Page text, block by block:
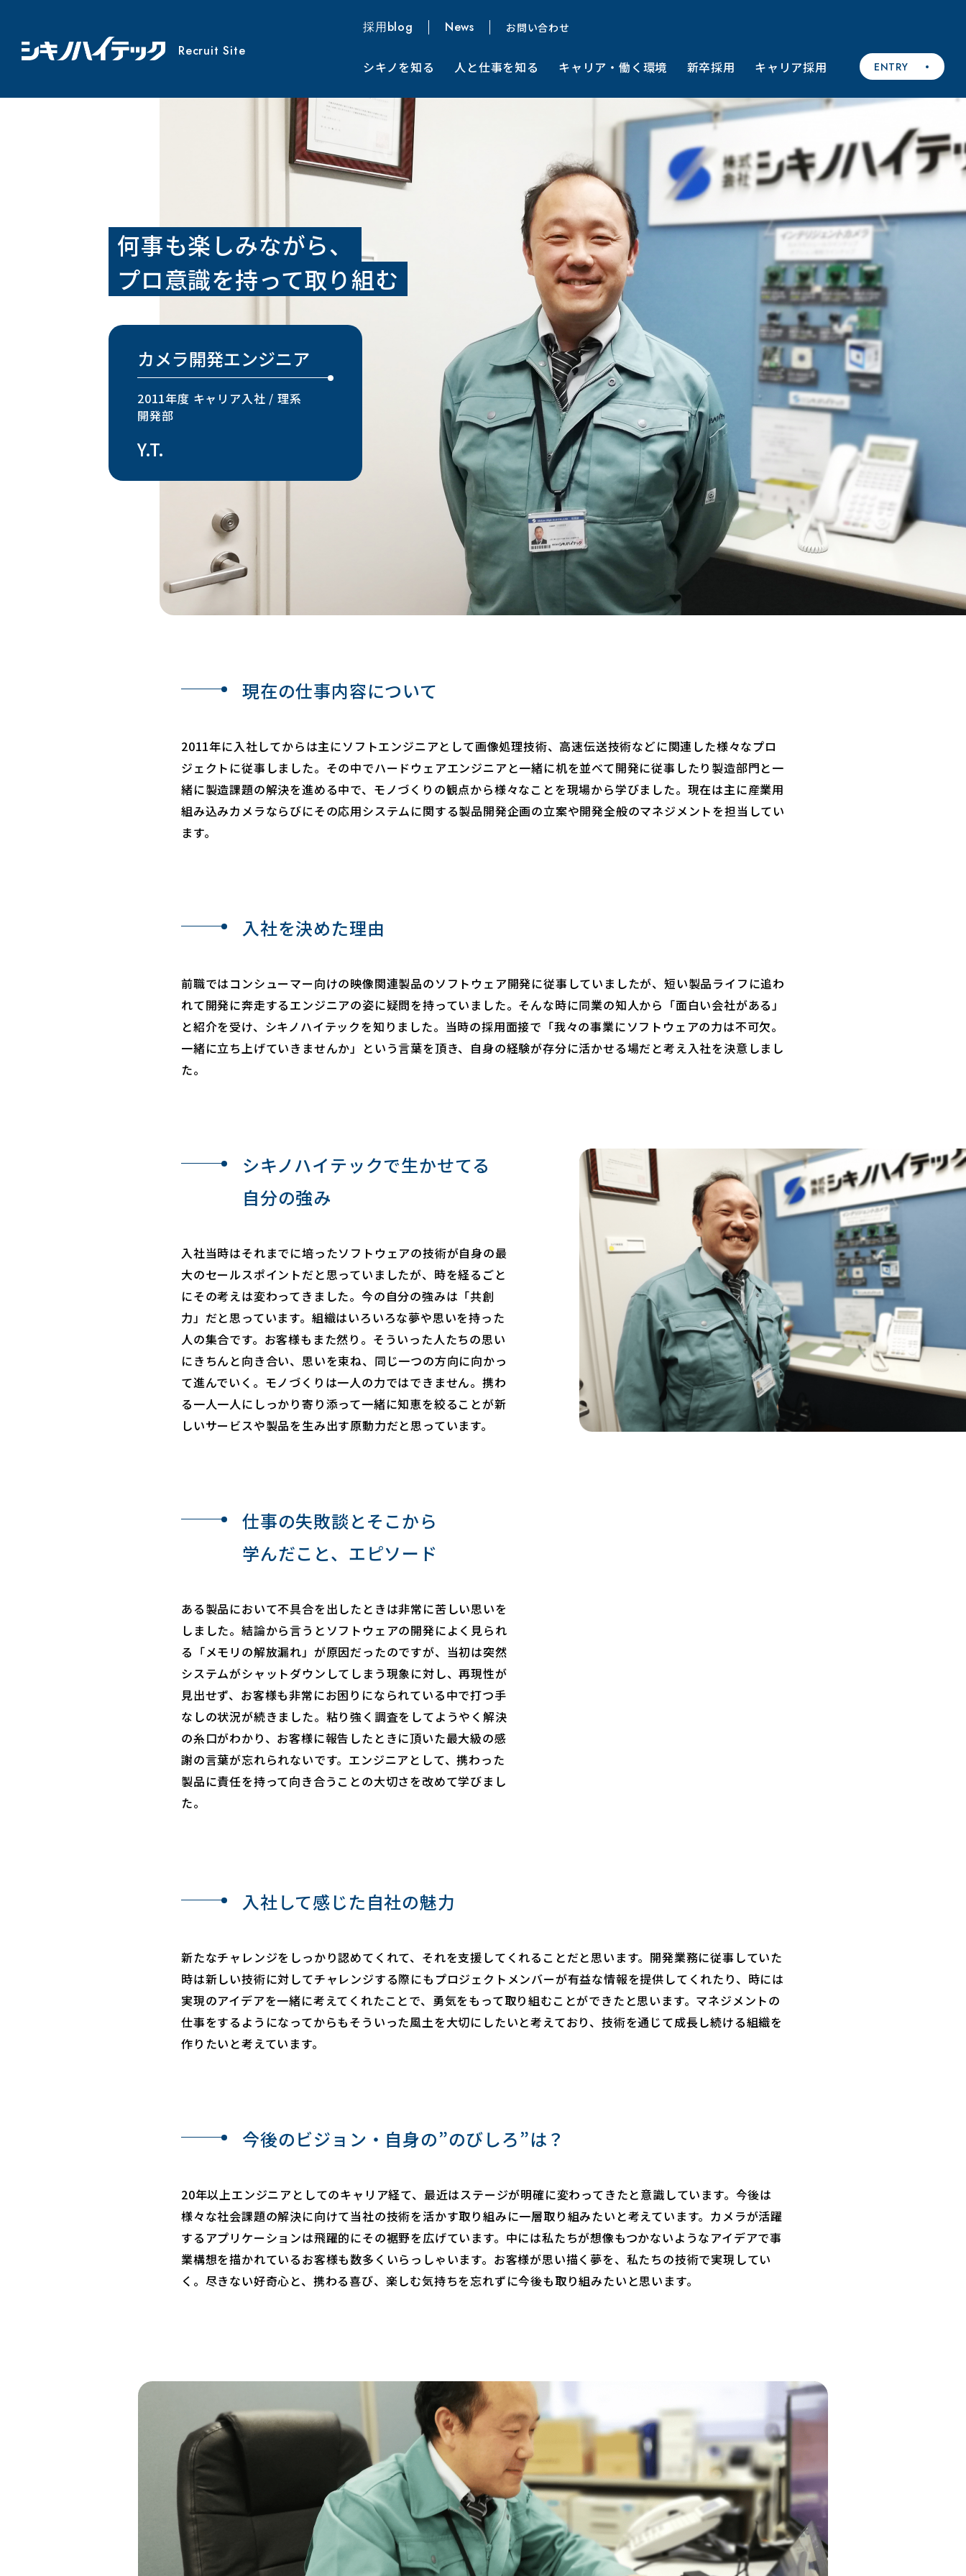
Recruit Site
採用blog News お問い合わせ
シキノを知る 人と仕事を知る キャリア・働く環境 新卒採用 キャリア採用 ENTRY
シキノハイテックとは
社員インタビュー
New graduate
インターンシップ
Career recruitment
何事も楽しみながら、
プロ意識を持って取り組む
カメラ開発エンジニア
2011年度 キャリア入社 / 理系
開発部
Y.T.
現在の仕事内容について
2011年に入社してからは主にソフトエンジニアとして画像処理技術、高速伝送技術などに関連した様々なプロ
ジェクトに従事しました。その中でハードウェアエンジニアと一緒に机を並べて開発に従事したり製造部門と一
緒に製造課題の解決を進める中で、モノづくりの観点から様々なことを現場から学びました。現在は主に産業用
組み込みカメラならびにその応用システムに関する製品開発企画の立案や開発全般のマネジメントを担当してい
ます。
入社を決めた理由
前職ではコンシューマー向けの映像関連製品のソフトウェア開発に従事していましたが、短い製品ライフに追わ
れて開発に奔走するエンジニアの姿に疑問を持っていました。そんな時に同業の知人から「面白い会社がある」
と紹介を受け、シキノハイテックを知りました。当時の採用面接で「我々の事業にソフトウェアの力は不可欠。
一緒に立ち上げていきませんか」という言葉を頂き、自身の経験が存分に活かせる場だと考え入社を決意しまし
た。
シキノハイテックで生かせてる
自分の強み
入社当時はそれまでに培ったソフトウェアの技術が自身の最
大のセールスポイントだと思っていましたが、時を経るごと
にその考えは変わってきました。今の自分の強みは「共創
力」だと思っています。組織はいろいろな夢や思いを持った
人の集合です。お客様もまた然り。そういった人たちの思い
にきちんと向き合い、思いを束ね、同じ一つの方向に向かっ
て進んでいく。モノづくりは一人の力ではできません。携わ
る一人一人にしっかり寄り添って一緒に知恵を絞ることが新
しいサービスや製品を生み出す原動力だと思っています。
仕事の失敗談とそこから
学んだこと、エピソード
ある製品において不具合を出したときは非常に苦しい思いを
しました。結論から言うとソフトウェアの開発によく見られ
る「メモリの解放漏れ」が原因だったのですが、当初は突然
システムがシャットダウンしてしまう現象に対し、再現性が
見出せず、お客様も非常にお困りになられている中で打つ手
なしの状況が続きました。粘り強く調査をしてようやく解決
の糸口がわかり、お客様に報告したときに頂いた最大級の感
謝の言葉が忘れられないです。エンジニアとして、携わった
製品に責任を持って向き合うことの大切さを改めて学びまし
た。
⼊社して感じた⾃社の魅⼒
新たなチャレンジをしっかり認めてくれて、それを支援してくれることだと思います。開発業務に従事していた
時は新しい技術に対してチャレンジする際にもプロジェクトメンバーが有益な情報を提供してくれたり、時には
実現のアイデアを一緒に考えてくれたことで、勇気をもって取り組むことができたと思います。マネジメントの
仕事をするようになってからもそういった風土を大切にしたいと考えており、技術を通じて成長し続ける組織を
作りたいと考えています。
今後のビジョン・自身の”のびしろ”は？
20年以上エンジニアとしてのキャリア経て、最近はステージが明確に変わってきたと意識しています。今後は
様々な社会課題の解決に向けて当社の技術を活かす取り組みに一層取り組みたいと考えています。カメラが活躍
するアプリケーションは飛躍的にその裾野を広げています。中には私たちが想像もつかないようなアイデアで事
業構想を描かれているお客様も数多くいらっしゃいます。お客様が思い描く夢を、私たちの技術で実現してい
く。尽きない好奇心と、携わる喜び、楽しむ気持ちを忘れずに今後も取り組みたいと思います。